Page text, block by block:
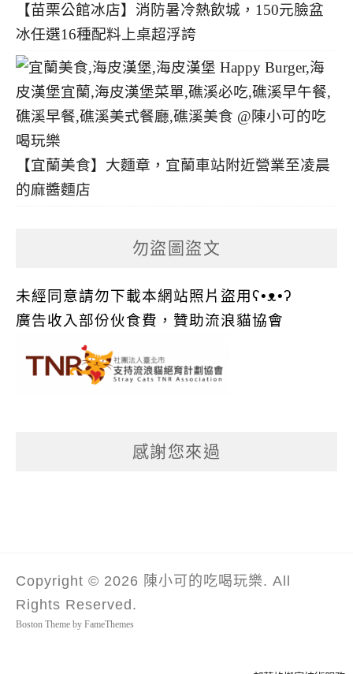
【苗栗公館冰店】消防暑冷熱飲城，150元臉盆
冰任選16種配料上桌超浮誇
【宜蘭美食】大麵章，宜蘭車站附近營業至凌晨
的麻醬麵店
勿盜圖盜文
未經同意請勿下載本網站照片盜用ʕ•ᴥ•ʔ
廣告收入部份伙食費，贊助流浪貓協會
感謝您來過
Copyright © 2026 陳小可的吃喝玩樂. All
Rights Reserved.
Boston Theme by FameThemes